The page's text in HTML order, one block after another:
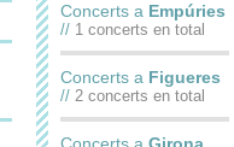
Concerts a Empúries
//1 concerts en total
Concerts a Figueres
//2 concerts en total